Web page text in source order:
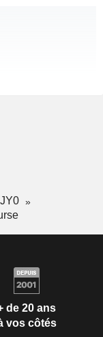
de 20 ans
vos côtés